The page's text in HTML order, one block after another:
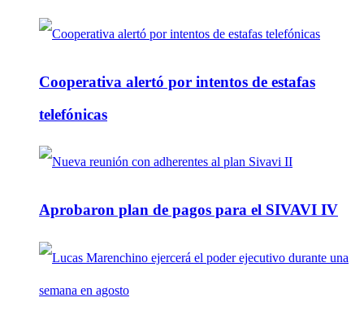
Cooperativa alertó por intentos de estafas
telefónicas
Aprobaron plan de pagos para el SIVAVI IV